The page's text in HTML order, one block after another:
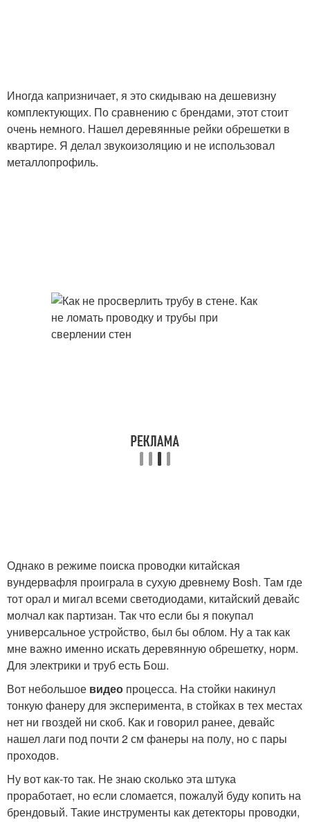
Иногда капризничает, я это скидываю на дешевизну
комплектующих. По сравнению с брендами, этот стоит
очень немного. Нашел деревянные рейки обрешетки в
квартире. Я делал звукоизоляцию и не использовал
металлопрофиль.
Однако в режиме поиска проводки китайская
вундервафля проиграла в сухую древнему Bosh. Там где
тот орал и мигал всеми светодиодами, китайский девайс
молчал как партизан. Так что если бы я покупал
универсальное устройство, был бы облом. Ну а так как
мне важно именно искать деревянную обрешетку, норм.
Для электрики и труб есть Бош.
Вот небольшое видео процесса. На стойки накинул
тонкую фанеру для эксперимента, в стойках в тех местах
нет ни гвоздей ни скоб. Как и говорил ранее, девайс
нашел лаги под почти 2 см фанеры на полу, но с пары
проходов.
Ну вот как-то так. Не знаю сколько эта штука
проработает, но если сломается, пожалуй буду копить на
брендовый. Такие инструменты как детекторы проводки,